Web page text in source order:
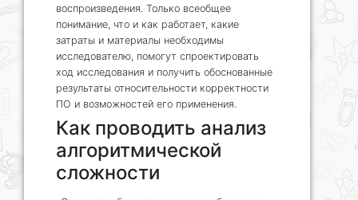
воспроизведения. Только всеобщее
понимание, что и как работает, какие
затраты и материалы необходимы
исследователю, помогут спроектировать
ход исследования и получить обоснованные
результаты относительности корректности
ПО и возможностей его применения.
Как проводить анализ
алгоритмической
сложности